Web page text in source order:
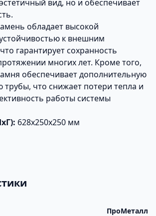
вид, но и обеспечивает
обладает высокой
к внешним
гарантирует сохранность
многих лет. Кроме того,
обеспечивает дополнительную
трубы, что снижает потери тепла и
работы системы
628х250х250 мм
ПроМеталл